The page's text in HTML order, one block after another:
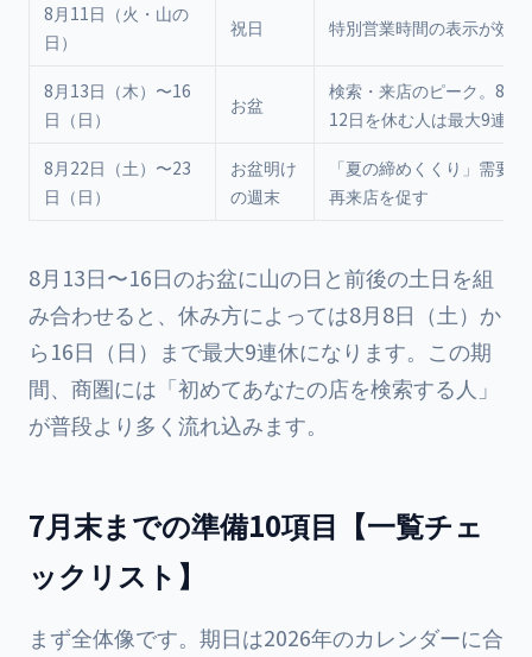
8月11日（火・山の
日）
祝日 特別営業時間の表示が効
8月13日（木）〜16
日（日）
お盆
検索・来店のピーク。8月
12日を休む人は最大9連休
8月22日（土）〜23
日（日）
お盆明け
の週末
「夏の締めくくり」需要
再来店を促す
8月13日〜16日のお盆に山の日と前後の土日を組
み合わせると、休み方によっては8月8日（土）か
ら16日（日）まで最大9連休になります。この期
間、商圏には「初めてあなたの店を検索する人」
が普段より多く流れ込みます。
7月末までの準備10項目【一覧チェ
ックリスト】
まず全体像です。期日は2026年のカレンダーに合